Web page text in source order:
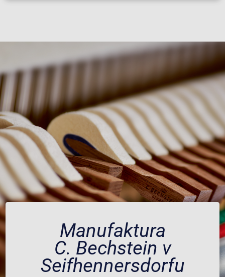
Manufaktura
C. Bechstein v
Seifhennersdorfu